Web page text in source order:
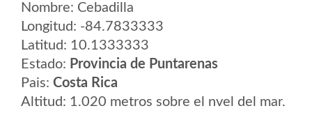
Nombre: Cebadilla
Longitud: -84.7833333
Latitud: 10.1333333
Estado: Provincia de Puntarenas
Pais: Costa Rica
Altitud: 1.020 metros sobre el nvel del mar.